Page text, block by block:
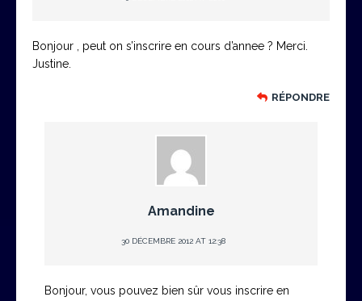
Bonjour , peut on s’inscrire en cours d’annee ? Merci.
Justine.
RÉPONDRE
Amandine
30 DÉCEMBRE 2012 AT 12:38
Bonjour, vous pouvez bien sûr vous inscrire en